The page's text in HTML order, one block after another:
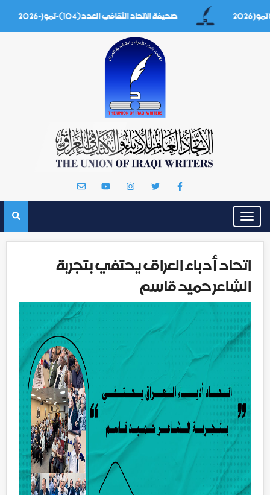
صحيفة الاتحاد الثقافي العدد(104)-تموز-2026
Toggle
navigation
اتحاد أدباء العراق يحتفي بتجربة
الشاعر حميد قاسم